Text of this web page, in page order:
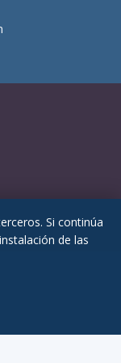
Si continúa
de las